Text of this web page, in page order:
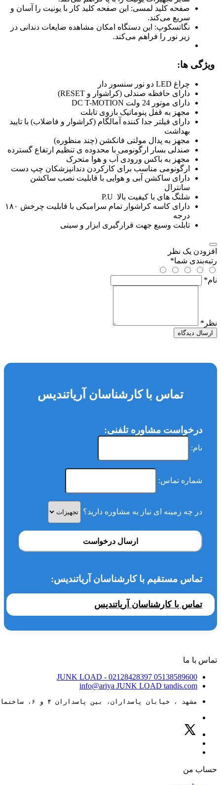
صفحه کلید لمسی: این صفحه کلید کار با یونیت را آسان و
سریع می‌کند.
نگاتسکوپ: این دستگاه امکان مشاهده ضایعات دندانی در
زیر نور را فراهم می‌کند.
ویژگی ها:
چراغ LED دو نور سنسور دار
دارای حافظه صندلی (کراشوار و RESET)
دارای موتور 24 ولت DC T-MOTION
مجهز به قفل پنوماتیک بازوی تابلت
دارای فیلتر جدا کننده آمالگام (کراشوار و فاضلاب) با تایید
بهداشت
مجهز به پدال مولتی فانکشن (چند منظوره)
صندلی بسار ارگونومی با محدوده ی تنظیم ارتفاع گسترده
مجهز به باکس ورودی آب و هوا متحرک
ارگونومی مناسب برای کارکردن دندانپزشکان چپ دست
دارای ساکشن آبی و هوایی با قابلیت نصب ساکشن
سانترال
شلنگ های با کیفیت بالا P.U
دارای کاسه کراشوار تمام سرامیکی با قابلیت چرخش ۱۸۰
درجه
تابلت وسیع جهت قرارگیری ابزار و سینی
افزودن یک نظر
رتبه‌بندی شما*
نام*
نظر *
ارسال دیدگاه
تماس با کارشناسان آریاتندیس
درخواست مشاوره تلفنی:
نام:
شماره تماس:
در چه زمینه ای نیاز به مشاوره دارید؟
ارسال درخواست
تماس مستقیم با کارشناسان آریاتندیس:
تماس با کارشناسان آریاتندیس
تماس با ما
05138589600
JUNK LOAD - 02128428397
info@ariya JUNK LOAD tandis.com
مشهد ، خیابان پاسداران، بین پاسداران ۴ و ۶، ساختمان ۸۸
حساب من